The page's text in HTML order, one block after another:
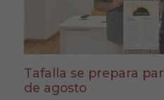
Tafalla se prepara
de agosto